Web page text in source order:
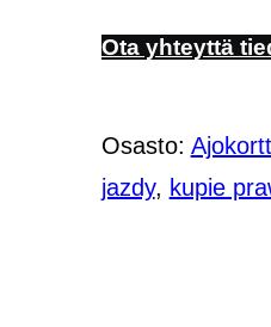
Ota yhteyttä
Osasto:
jazdy, kupie